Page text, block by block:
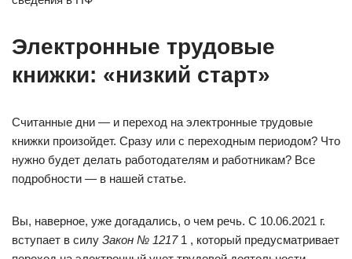
Электронные трудовые
книжки: «низкий старт»
Считанные дни — и переход на электронные трудовые
книжки произойдет. Сразу или с переходным периодом? Что
нужно будет делать работодателям и работникам? Все
подробности — в нашей статье.
Вы, наверное, уже догадались, о чем речь. С 10.06.2021 г.
вступает в силу Закон № 12171 , который предусматривает